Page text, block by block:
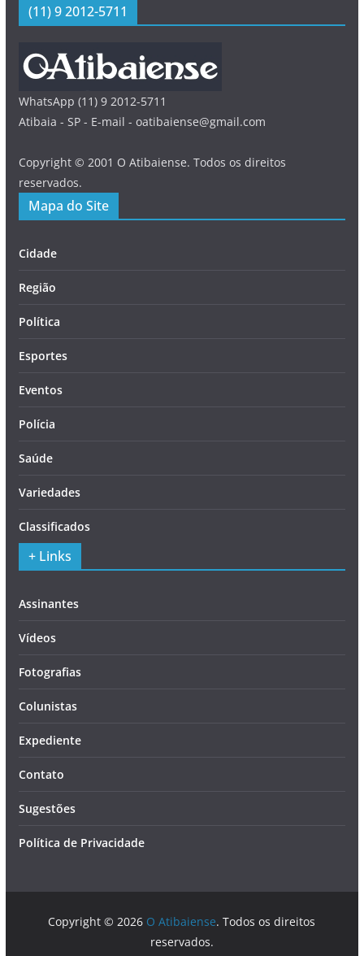
(11) 9 2012-5711
WhatsApp (11) 9 2012-5711
Atibaia - SP - E-mail - oatibaiense@gmail.com
Copyright © 2001 O Atibaiense. Todos os direitos
reservados.
Mapa do Site
Cidade
Região
Política
Esportes
Eventos
Polícia
Saúde
Variedades
Classificados
+ Links
Assinantes
Vídeos
Fotografias
Colunistas
Expediente
Contato
Sugestões
Política de Privacidade
Copyright © 2026 O Atibaiense. Todos os direitos
reservados.